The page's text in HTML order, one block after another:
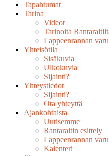
Tapahtumat
Tarina
Videot
Tarinoita
Lappeenrannan
Yhteisötila
Sisäkuvia
Ulkokuvia
Sijainti?
Yhteystiedot
Sijainti?
Ota yhteyttä
Ajankohtaista
Uutisemme
Rantaraitin esittely
Lappeenrannan
Kalenteri